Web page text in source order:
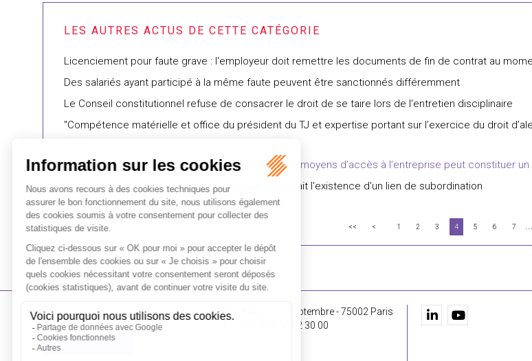
Licenciement pour faute grave : l'employeur doit remettre les documents de fin de contrat au
Des salariés ayant participé à la même faute peuvent être sanctionnés différemment
Le Conseil constitutionnel refuse de consacrer le droit de se taire lors de l'entretien disciplinaire
"Compétence matérielle et office du président du TJ et expertise portant sur l’exercice du droit
Demander au salarié de rendre ses dossiers et moyens d’accès à l’entreprise peut constituer
Chauffeurs VTC : la chambre commerciale reconnait l'existence d'un lien de subordination
<< < 1 2 3 4 5 6 7 ...
FLICHY GRANGÉ AVOCATS
16-18 Rue du 4 Septembre - 75002 Paris
Tél : +33 (0)1 56 62 30 00
Contactez-nous